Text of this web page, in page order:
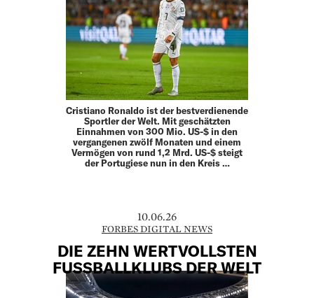
Cristiano Ronaldo ist der bestverdienende
Sportler der Welt. Mit geschätzten
Einnahmen von 300 Mio. US-$ in den
vergangenen zwölf Monaten und einem
Vermögen von rund 1,2 Mrd. US-$ steigt
der Portugiese nun in den Kreis …
10.06.26
FORBES DIGITAL NEWS
DIE ZEHN WERTVOLLSTEN
FUSSBALLKLUBS DER WELT